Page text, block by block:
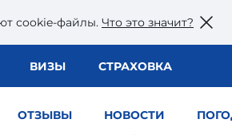
сookie-файлы. Что это значит?
ВИЗЫ СТРАХОВКА
ОТЗЫВЫ НОВОСТИ